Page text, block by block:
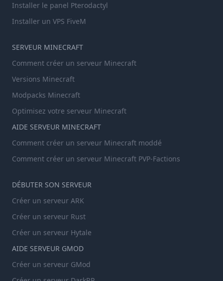
Installer le panel Pterodactyl
Installer un VPS FiveM
SERVEUR MINECRAFT
Comment créer un serveur Minecraft
Versions Minecraft
Modpacks Minecraft
Optimisez votre serveur Minecraft
AIDE SERVEUR MINECRAFT
Comment créer un serveur Minecraft moddé
Comment créer un serveur Minecraft PVP-Factions
DÉBUTER SON SERVEUR
Créer un serveur ARK
Créer un serveur Rust
Créer un serveur Hytale
AIDE SERVEUR GMOD
Créer un serveur GMod